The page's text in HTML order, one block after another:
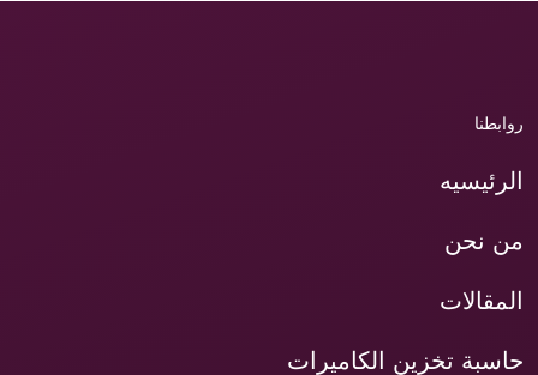
روابطنا
الرئيسيه
من نحن
المقالات
حاسبة تخزين الكاميرات